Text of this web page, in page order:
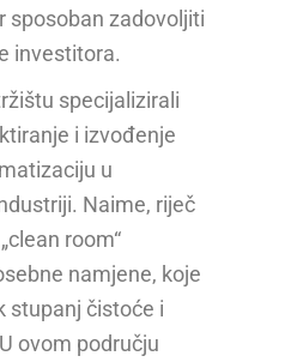
sposoban zadovoljiti
investitora.
specijalizirali
i izvođenje
u
Naime, riječ
room“
namjene, koje
stupanj čistoće i
ovom području